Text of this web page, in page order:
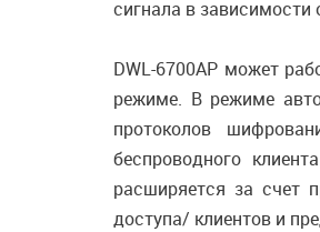
сигнала в зависимости
DWL-6700AP может
режиме. В режиме
протоколов
беспроводного
расширяется за счет
доступа/ клиентов и